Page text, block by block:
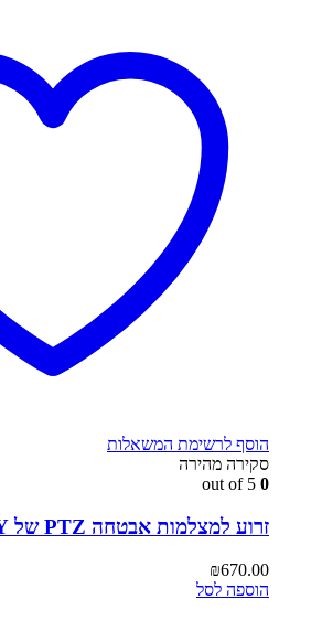
הוסף לרשימת המשאלות
סקירה מהירה
0
זרוע למצלמות אבטחה PTZ של SONY
₪670.00
הוספה לסל